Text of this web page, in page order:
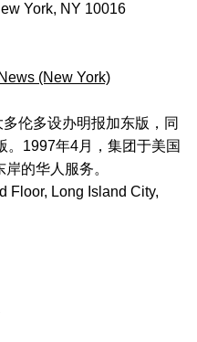
York, NY 10016
(New York)
伦多设办明报加东版，同
。1997年4月，集团于美国
的华人服务。
Floor, Long Island City,